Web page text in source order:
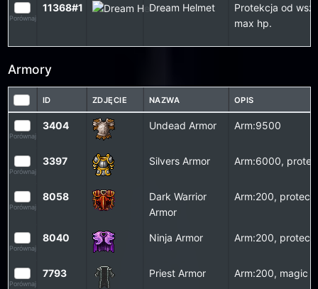
Porównaj
11368#1 Dream Helmet
Protekcja od
max hp.
Armory
ID ZDJĘCIE NAZWA OPIS
Porównaj
3404 Undead Armor Arm:9500
Porównaj
3397 Silvers Armor Arm:6000,
Porównaj
8058
Dark Warrior
Armor
Arm:200,
Porównaj
8040 Ninja Armor Arm:200,
Porównaj
7793 Priest Armor Arm:200, magic